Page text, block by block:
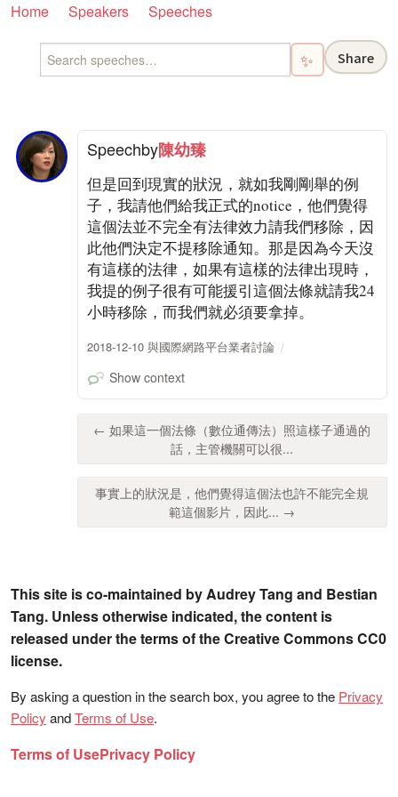
Home Speakers Speeches
✨ Share
Speechby陳幼臻
但是回到現實的狀況，就如我剛剛舉的例
子，我請他們給我正式的notice，他們覺得
這個法並不完全有法律效力請我們移除，因
此他們決定不提移除通知。那是因為今天沒
有這樣的法律，如果有這樣的法律出現時，
我提的例子很有可能援引這個法條就請我24
小時移除，而我們就必須要拿掉。
2018-12-10 與國際網路平台業者討論
Show context
← 如果這一個法條（數位通傳法）照這樣子通過的
話，主管機關可以很...
事實上的狀況是，他們覺得這個法也許不能完全規
範這個影片，因此... →
This site is co-maintained by Audrey Tang and Bestian
Tang. Unless otherwise indicated, the content is
released under the terms of the Creative Commons CC0
license.
By asking a question in the search box, you agree to the Privacy
Policy andTerms of Use.
Terms of UsePrivacy Policy